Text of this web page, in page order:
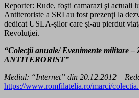
Reporter: Rude, foşti camarazi şi actuali
Antiteroriste a SRI au fost prezenţi la
dedicat USLA-şilor care şi-au pierdut
Revoluţiei.
“Colecţii anuale/ Evenimente militare
ANTITERORIST”
Mediul: “Internet” din 20.12.2012 –
https://www.romfilatelia.ro/marci/